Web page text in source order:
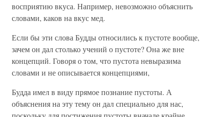
восприятию вкуса. Например, невозможно объяснить
словами, каков на вкус мед.
Если бы эти слова Будды относились к пустоте вообще,
зачем он дал столько учений о пустоте? Она же вне
концепций. Говоря о том, что пустота невыразима
словами и не описывается концепциями,
Будда имел в виду прямое познание пустоты. А
объяснения на эту тему он дал специально для нас,